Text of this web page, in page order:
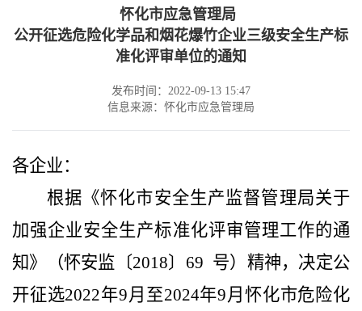
怀化市应急管理局
公开征选危险化学品和烟花爆竹企业三级安全生产标
准化评审单位的通知
发布时间：2022-09-13 15:47
信息来源：怀化市应急管理局
各企业：
根据《怀化市安全生产监督管理局关于
加强企业安全生产标准化评审管理工作的通
知》（怀安监〔2018〕 69 号）精神，决定公
开征选2022年9月至2024年9月怀化市危险化